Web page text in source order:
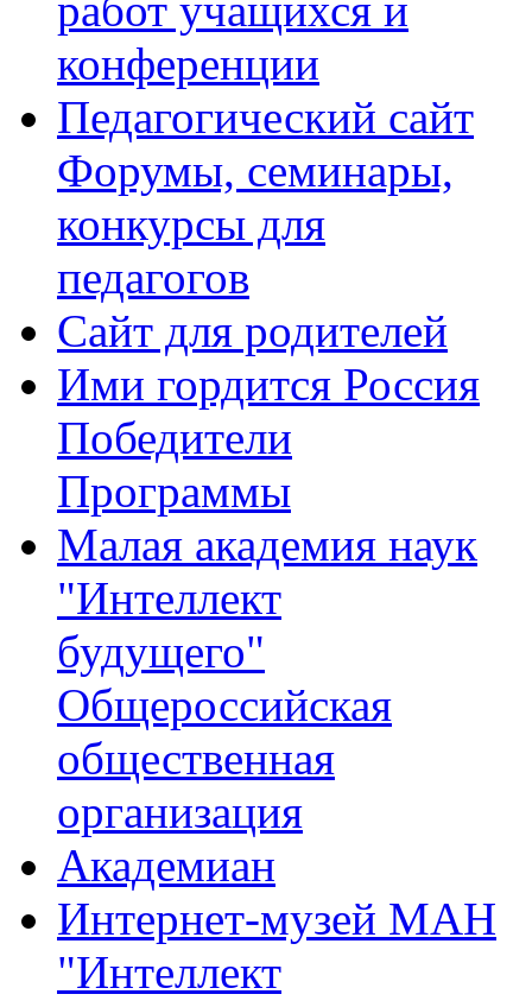
конференции
Педагогический сайт
Форумы, семинары,
конкурсы для
педагогов
Сайт для родителей
Ими гордится Россия
Победители
Программы
Малая академия наук
"Интеллект
будущего"
Общероссийская
общественная
организация
Академиан
Интернет-музей МАН
"Интеллект